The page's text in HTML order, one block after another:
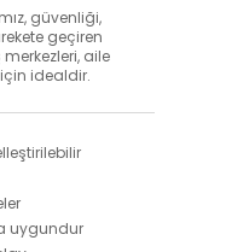
güvenliği,
geçiren
aile
idealdir.
uygundur